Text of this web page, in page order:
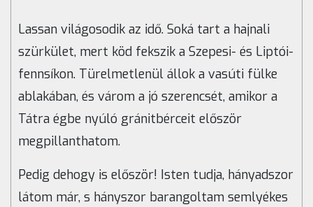
Lassan világosodik az idő. Soká tart a hajnali
szürkület, mert köd fekszik a Szepesi- és Liptói-
fennsíkon. Türelmetlenül állok a vasúti fülke
ablakában, és várom a jó szerencsét, amikor a
Tátra égbe nyúló gránitbérceit először
megpillanthatom.
Pedig dehogy is először! Isten tudja, hányadszor
látom már, s hányszor barangoltam semlyékes